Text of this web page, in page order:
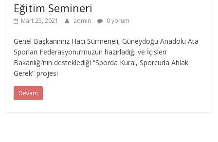
Eğitim Semineri
Mart 25, 2021 admin 0 yorum
Genel Başkanımız Hacı Sürmeneli, Güneydoğu Anadolu Ata
Sporları Federasyonu’muzun hazırladığı ve İçisleri
Bakanlığı’nın desteklediği “Sporda Kural, Sporcuda Ahlak
Gerek” projesi
Devam